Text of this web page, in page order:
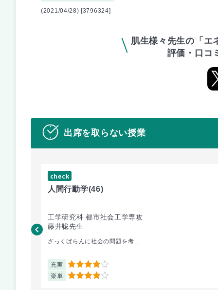
(2021/04/28) [3796324]
肌生様々先生の「エ
評価・口コ
出席を取らない授業
check
人間行動学(46)
工学研究科 都市社会工学専攻
藤井聡先生
ざっくばらんに社会の問題を考...
充実 4
楽単 4